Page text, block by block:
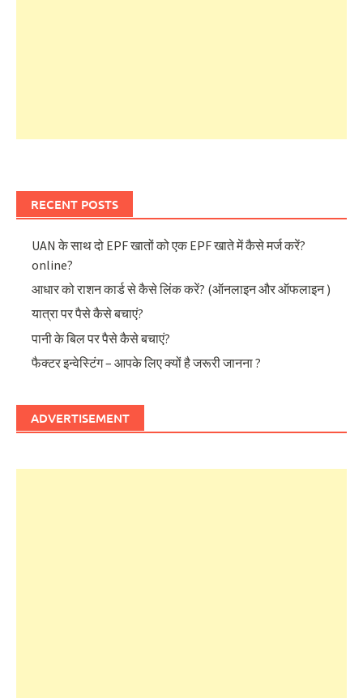
RECENT POSTS
UAN के साथ दो EPF खातों को एक EPF खाते में कैसे मर्ज करें?
online?
आधार को राशन कार्ड से कैसे लिंक करें? (ऑनलाइन और ऑफलाइन )
यात्रा पर पैसे कैसे बचाएं?
पानी के बिल पर पैसे कैसे बचाएं?
फैक्टर इन्वेस्टिंग – आपके लिए क्यों है जरूरी जानना ?
ADVERTISEMENT